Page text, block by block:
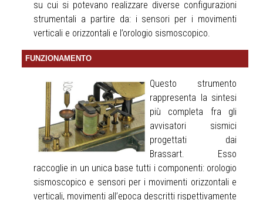
su cui si potevano realizzare diverse configurazioni
strumentali a partire da: i sensori per i movimenti
verticali e orizzontali e l’orologio sismoscopico.
FUNZIONAMENTO
Questo strumento
rappresenta la sintesi
più completa fra gli
avvisatori sismici
progettati dai
Brassart. Esso
raccoglie in un unica base tutti i componenti: orologio
sismoscopico e sensori per i movimenti orizzontali e
verticali, movimenti all’epoca descritti rispettivamente